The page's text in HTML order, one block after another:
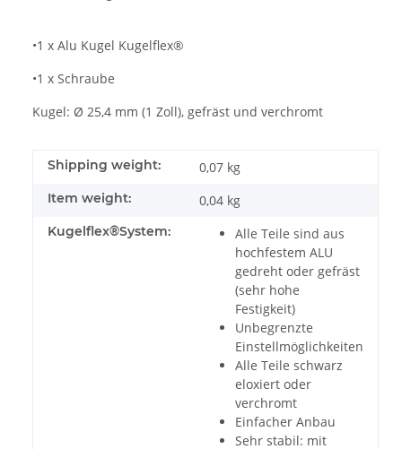
•1 x Alu Kugel Kugelflex®
•1 x Schraube
Kugel: Ø 25,4 mm (1 Zoll), gefräst und verchromt
Shipping weight: 0,07 kg
Item weight: 0,04 kg
Kugelflex®System:
Alle Teile sind aus
hochfestem ALU
gedreht oder gefräst
(sehr hohe
Festigkeit)
Unbegrenzte
Einstellmöglichkeiten
Alle Teile schwarz
eloxiert oder
verchromt
Einfacher Anbau
Sehr stabil: mit